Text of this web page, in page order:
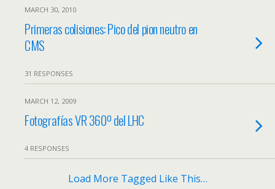
MARCH 30, 2010
Primeras colisiones: Pico del pion neutro en
CMS
31 RESPONSES
MARCH 12, 2009
Fotografías VR 360º del LHC
4 RESPONSES
Load More Tagged Like This…